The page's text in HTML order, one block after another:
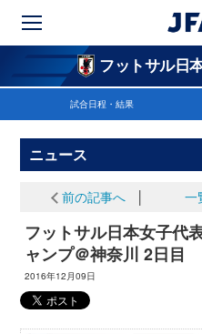
フットサル日
試合日程・結果
ニュース
前の記事へ 一
フットサル日本女子
ャンプ＠神奈川 2日目
2016年12月09日